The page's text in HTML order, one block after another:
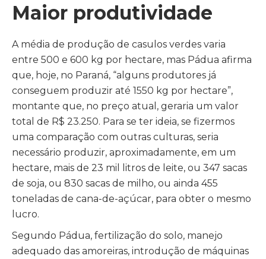
Maior produtividade
A média de produção de casulos verdes varia
entre 500 e 600 kg por hectare, mas Pádua afirma
que, hoje, no Paraná, “alguns produtores já
conseguem produzir até 1550 kg por hectare”,
montante que, no preço atual, geraria um valor
total de R$ 23.250. Para se ter ideia, se fizermos
uma comparação com outras culturas, seria
necessário produzir, aproximadamente, em um
hectare, mais de 23 mil litros de leite, ou 347 sacas
de soja, ou 830 sacas de milho, ou ainda 455
toneladas de cana-de-açúcar, para obter o mesmo
lucro.
Segundo Pádua, fertilização do solo, manejo
adequado das amoreiras, introdução de máquinas